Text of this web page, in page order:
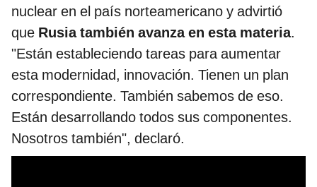
nuclear en el país norteamericano y advirtió
que Rusia también avanza en esta materia.
"Están estableciendo tareas para aumentar
esta modernidad, innovación. Tienen un plan
correspondiente. También sabemos de eso.
Están desarrollando todos sus componentes.
Nosotros también", declaró.